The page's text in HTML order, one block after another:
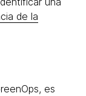
de la
es